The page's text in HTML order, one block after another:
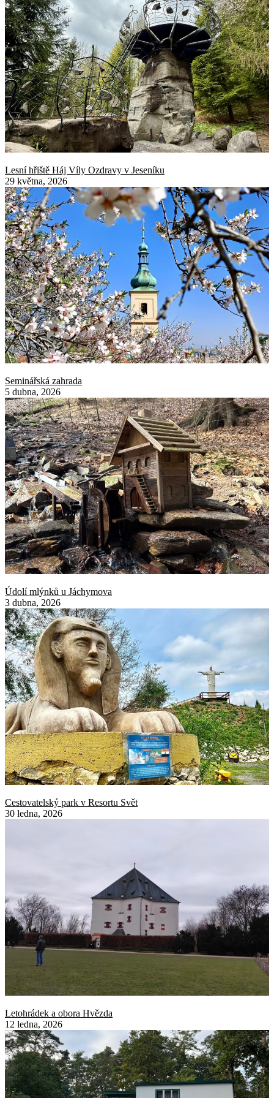
Lesní hřiště Háj Víly Ozdravy v Jeseníku
29 května, 2026
Seminářská zahrada
5 dubna, 2026
Údolí mlýnků u Jáchymova
3 dubna, 2026
Cestovatelský park v Resortu Svět
30 ledna, 2026
Letohrádek a obora Hvězda
12 ledna, 2026